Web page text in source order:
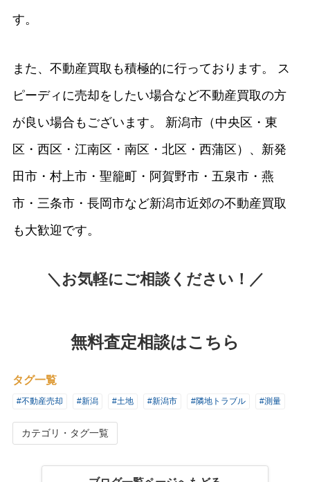
す。
また、不動産買取も積極的に行っております。 ス
ピーディに売却をしたい場合など不動産買取の方
が良い場合もございます。 新潟市（中央区・東
区・西区・江南区・南区・北区・西蒲区）、新発
田市・村上市・聖籠町・阿賀野市・五泉市・燕
市・三条市・長岡市など新潟市近郊の不動産買取
も大歓迎です。
＼お気軽にご相談ください！／
無料査定相談はこちら
タグ一覧
#不動産売却 #新潟 #土地 #新潟市 #隣地トラブル #測量
カテゴリ・タグ一覧